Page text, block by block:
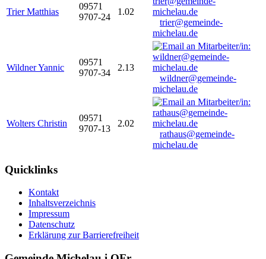
Trier Matthias
09571
9707-24
1.02
trier@gemeinde-
michelau.de
Wildner Yannic
09571
9707-34
2.13
wildner@gemeinde-
michelau.de
Wolters Christin
09571
9707-13
2.02
rathaus@gemeinde-
michelau.de
Quicklinks
Kontakt
Inhaltsverzeichnis
Impressum
Datenschutz
Erklärung zur Barrierefreiheit